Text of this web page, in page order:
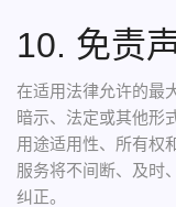
10. 免责
在适用法律允许的最
暗示、法定或其他形
用途适用性、所有权
服务将不间断、及时
纠正。